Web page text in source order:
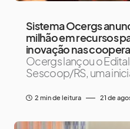
Sistema Ocergs
milhão em recursos
inovação nas
Ocergs lançou o
Sescoop/RS, uma
2 min de leitura 21 de